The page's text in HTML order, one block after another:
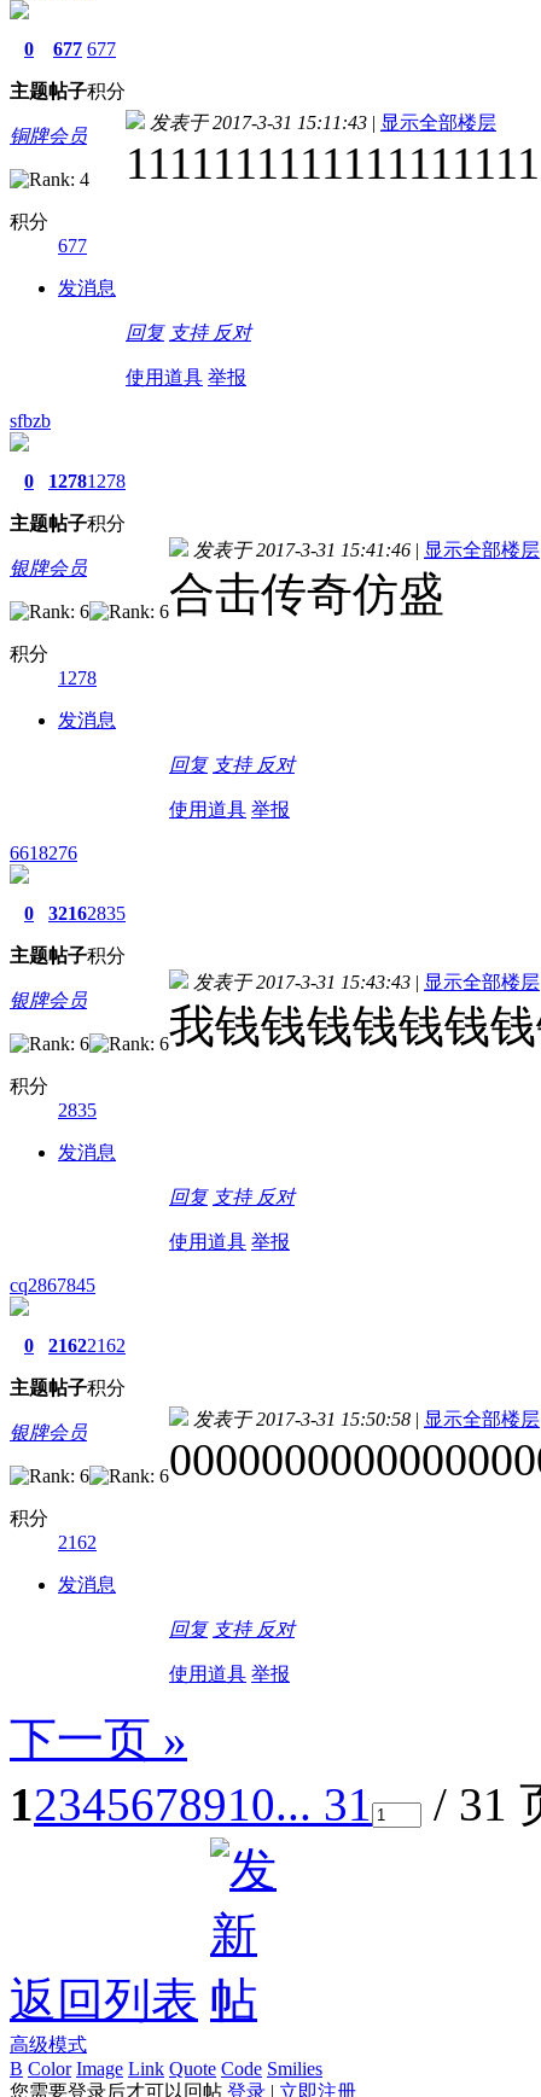
0
主题
677
帖子
677
积分
铜牌会员
积分
677
发消息
发表于 2017-3-31 15:11:43 | 显示全部楼层
回复 支持 反对
使用道具 举报
sfbzb
0
主题
1278
帖子
1278
积分
银牌会员
积分
1278
发消息
发表于 2017-3-31 15:41:46 | 显示全部楼层
合击传奇仿盛
回复 支持 反对
使用道具 举报
6618276
0
主题
3216
帖子
2835
积分
银牌会员
积分
2835
发消息
发表于 2017-3-31 15:43:43 | 显示全部楼层
我钱钱钱钱钱钱
回复 支持 反对
使用道具 举报
cq2867845
0
主题
2162
帖子
2162
积分
银牌会员
积分
2162
发消息
发表于 2017-3-31 15:50:58 | 显示全部楼层
回复 支持 反对
使用道具 举报
下一页 »
12345678910... 31 / 31
返回列表
高级模式
B Color Image Link Quote Code Smilies
您需要登录后才可以回帖 登录 | 立即注册